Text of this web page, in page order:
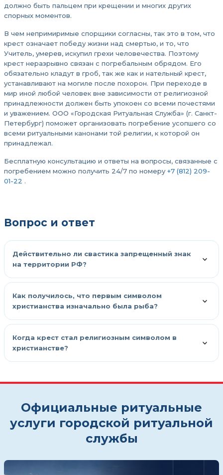
должно быть пальцем при крещении и многих других
спорных моментов.
В чем непримиримые спорщики согласны, так это в том, что
крест означает победу жизни над смертью, и то, что
Учитель, умерев, искупил грехи человечества. Поэтому
крест неразрывно связан с погребальным обрядом. Его
обязательно кладут в гроб, так же как и нательный крест,
устанавливают на могиле после похорон. При переходе в
мир иной любой человек вне зависимости от религиозной
принадлежности должен быть упокоен со всеми почестями
и уважением. ООО «Городская Ритуальная Служба» (г. Санкт-
Петербург) поможет организовать погребение усопшего со
всеми ритуальными канонами той религии, к которой он
принадлежал.
Бесплатную консультацию и ответы на вопросы, связанные с
погребением можно получить 24/7 по номеру+7 (812) 209-
01-22 .
Вопрос и ответ
Действительно ли свастика запрещенный знак
на территории РФ?
Как получилось, что первым символом
христианства изначально была рыба?
Когда крест стал религиозным символом в
христианстве?
Официальные ритуальные
услуги городской ритуальной
службы